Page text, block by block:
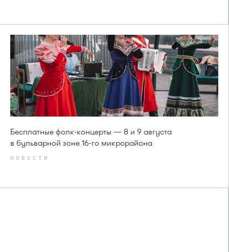
Бесплатные фолк-концерты — 8 и 9 августа
в бульварной зоне 16-го микрорайона
НОВОСТИ